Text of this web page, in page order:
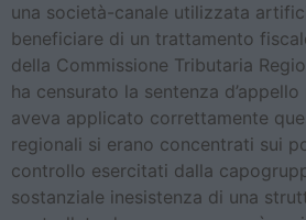
una società-canale utilizzata
beneficiare di un trattamento
della Commissione Tributaria
ha censurato la sentenza
aveva applicato correttamente
regionali si erano concentrati sui
controllo esercitati dalla
sostanziale inesistenza di una